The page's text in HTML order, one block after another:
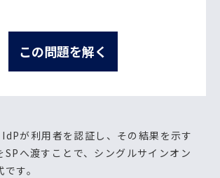
この問題を解く
が利用者を認証し、その結果を示す
SPへ渡すことで、シングルサインオン
す。